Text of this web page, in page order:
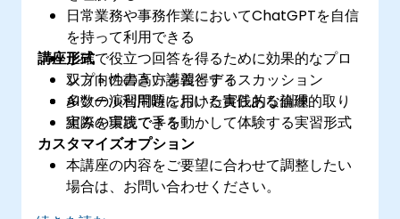
日常業務や事務作業においてChatGPTを自信
を持って利用できる
正確で役立つ回答を得るために効果的なプロ
ンプトの書き方を習得する
AIツール利用時における責任ある倫理的取り
組みを実践できる
講座形式
双方向性の高い講義とディスカッション
多数の演習問題を用いた実践的な訓練
実際の環境で手を動かして体験する実習形式
カスタマイズオプション
本講座の内容をご要望に合わせて調整したい
場合は、お問い合わせください。